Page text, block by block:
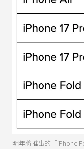
明年將推出的「iPhone